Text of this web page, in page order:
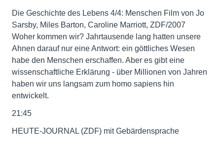
Die Geschichte des Lebens 4/4: Menschen Film von Jo
Sarsby, Miles Barton, Caroline Marriott, ZDF/2007
Woher kommen wir? Jahrtausende lang hatten unsere
Ahnen darauf nur eine Antwort: ein göttliches Wesen
habe den Menschen erschaffen. Aber es gibt eine
wissenschaftliche Erklärung - über Millionen von Jahren
haben wir uns langsam zum homo sapiens hin
entwickelt.
21:45
HEUTE-JOURNAL (ZDF) mit Gebärdensprache